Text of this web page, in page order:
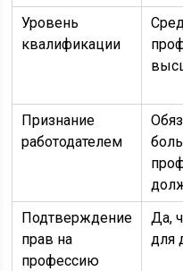
Уровень
квалификации
Признание
работодателем
Подтверждение
прав на
профессию
Да,
для